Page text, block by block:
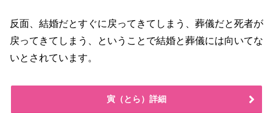
反面、結婚だとすぐに戻ってきてしまう、葬儀だと死者が
戻ってきてしまう、ということで結婚と葬儀には向いてな
いとされています。
寅（とら）詳細